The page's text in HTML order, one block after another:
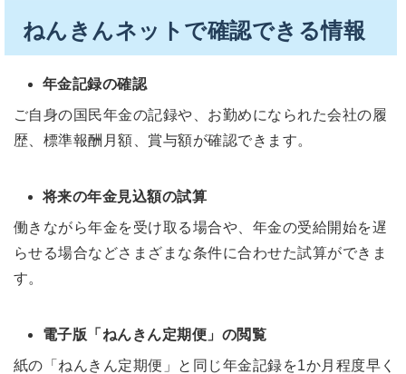
ねんきんネットで確認できる情報
年金記録の確認
ご自身の国民年金の記録や、お勤めになられた会社の履
歴、標準報酬月額、賞与額が確認できます。
将来の年金見込額の試算
働きながら年金を受け取る場合や、年金の受給開始を遅
らせる場合などさまざまな条件に合わせた試算ができま
す。
電子版「ねんきん定期便」の閲覧
紙の「ねんきん定期便」と同じ年金記録を1か月程度早く